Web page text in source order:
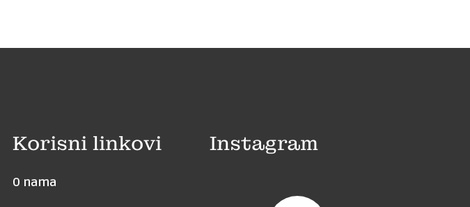
Korisni linkovi
O nama
Instagram